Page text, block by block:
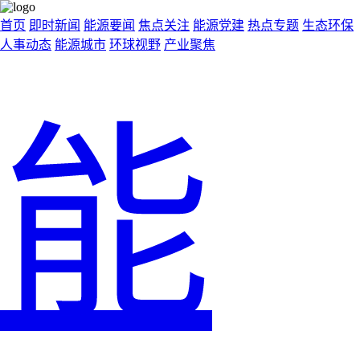
首页 即时新闻 能源要闻 焦点关注 能源党建 热点专题 生态环保
人事动态 能源城市 环球视野 产业聚焦
能